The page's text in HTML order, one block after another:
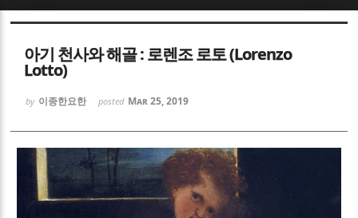
아기 천사와 해골 : 로렌조 로토 (Lorenzo
Lotto)
by 이종한요한 posted Mar 25, 2019
Sketchbook5, 스케치북5
Sketchbook5, 스케치북5
Sketchbook5, 스케치북5
Sketchbook5, 스케치북5